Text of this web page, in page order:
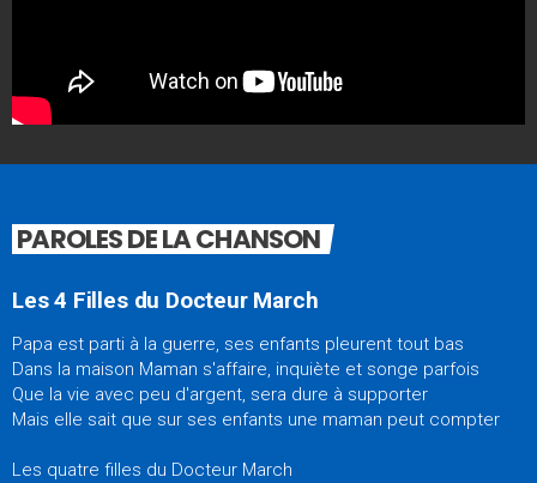
PAROLES DE LA CHANSON
Les 4 Filles du Docteur March
Papa est parti à la guerre, ses enfants pleurent tout bas
Dans la maison Maman s'affaire, inquiète et songe parfois
Que la vie avec peu d'argent, sera dure à supporter
Mais elle sait que sur ses enfants une maman peut compter
Les quatre filles du Docteur March